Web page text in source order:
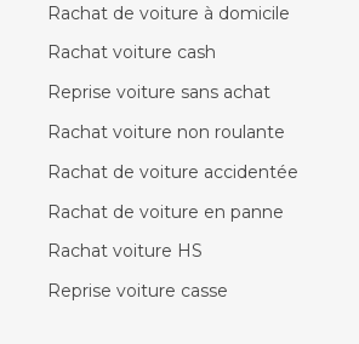
Rachat de voiture à domicile
Rachat voiture cash
Reprise voiture sans achat
Rachat voiture non roulante
Rachat de voiture accidentée
Rachat de voiture en panne
Rachat voiture HS
Reprise voiture casse